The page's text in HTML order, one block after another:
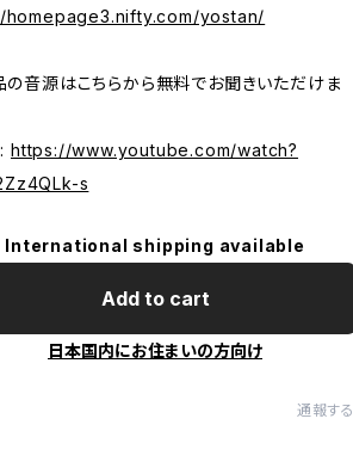
homepage3.nifty.com/yostan/
の音源はこちらから無料でお聞きいただけま
https://www.youtube.com/watch?
s
International shipping available
Add to cart
日本国内にお住まいの方向け
通報する